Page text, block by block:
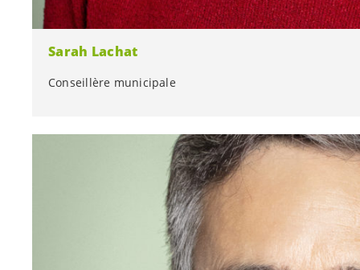
Sarah Lachat
Conseillère municipale